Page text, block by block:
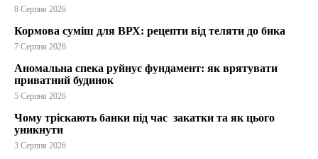
8 Серпня 2026
Кормова суміш для ВРХ: рецепти від теляти до бика
7 Серпня 2026
Аномальна спека руйнує фундамент: як врятувати
приватний будинок
5 Серпня 2026
Чому тріскають банки під час закатки та як цього
уникнути
3 Серпня 2026